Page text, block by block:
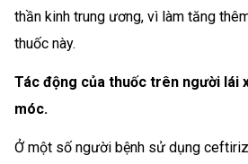
thần kinh trung ương, vì làm tăng
thuốc này.
Tác động của thuốc trên người lái
móc.
Ở một số người bệnh sử dụng